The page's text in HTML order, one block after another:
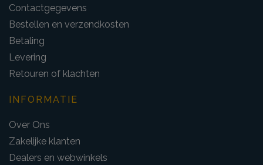
Contactgegevens
Bestellen en verzendkosten
Betaling
Levering
Retouren of klachten
INFORMATIE
Over Ons
Zakelijke klanten
Dealers en webwinkels